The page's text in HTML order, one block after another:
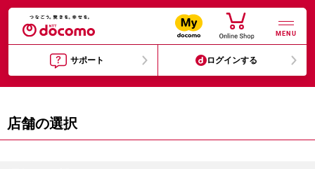
MENU
サポート ログインする
店舗の選択